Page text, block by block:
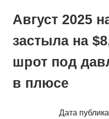
Август 2025
застыла на
шрот под
в плюсе
Дата